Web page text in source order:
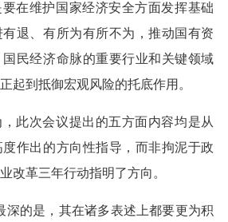
在维护国家经济安全方面发挥基础
退、有所为有所不为，推动国有资
民经济命脉的重要行业和关键领域
起到抵御宏观风险的托底作用。
此次会议提出的五方面内容均是从
作出的方向性指导，而非拘泥于政
改革三年行动指明了方向。
深的是，其在诸多表述上都要更为积